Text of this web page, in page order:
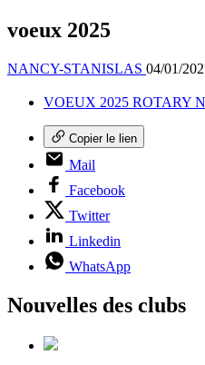
voeux 2025
NANCY-STANISLAS 04/01/
VOEUX 2025 ROTARY
Copier le lien
Mail
Facebook
Twitter
Linkedin
WhatsApp
Nouvelles des clubs